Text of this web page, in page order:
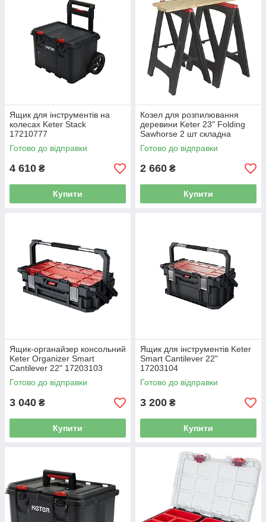
Ящик для інструментів на
колесах Keter Stack
17210777
Готово до відправки
4 610 ₴
Купити
Козел для розпилювання
деревини Keter 23" Folding
Sawhorse 2 шт складна
підставка для різання
(17182236)
Готово до відправки
2 660 ₴
Купити
Ящик-органайзер консольний
Keter Organizer Smart
Cantilever 22" 17203103
Готово до відправки
3 040 ₴
Купити
Ящик для інструментів Keter
Smart Cantilever 22"
17203104
Готово до відправки
3 200 ₴
Купити